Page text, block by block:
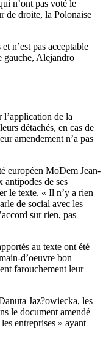
n’ont pas voté le
de droite, la Polonaise
n’est pas acceptable
gauche, Alejandro
l’application de la
détachés, en cas de
amendement n’a pas
européen MoDem Jean-
de ses
le texte. « Il n’y a rien
de social avec les
sur rien, pas
au texte ont été
d’oeuvre bon
farouchement leur
Jaz?owiecka, les
le document amendé
entreprises » ayant